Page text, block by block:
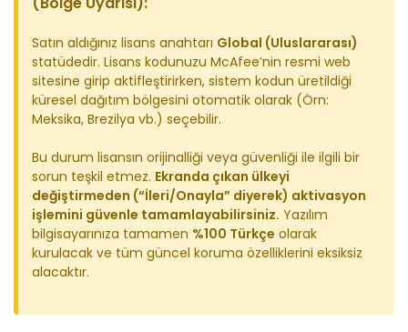
Satın aldığınız lisans anahtarı Global (Uluslararası)
statüdedir. Lisans kodunuzu McAfee’nin resmi web
sitesine girip aktifleştirirken, sistem kodun üretildiği
küresel dağıtım bölgesini otomatik olarak (Örn:
Meksika, Brezilya vb.) seçebilir.
Bu durum lisansın orijinalliği veya güvenliği ile ilgili bir
sorun teşkil etmez. Ekranda çıkan ülkeyi
değiştirmeden (“İleri/Onayla” diyerek) aktivasyon
işlemini güvenle tamamlayabilirsiniz. Yazılım
bilgisayarınıza tamamen %100 Türkçe olarak
kurulacak ve tüm güncel koruma özelliklerini eksiksiz
alacaktır.